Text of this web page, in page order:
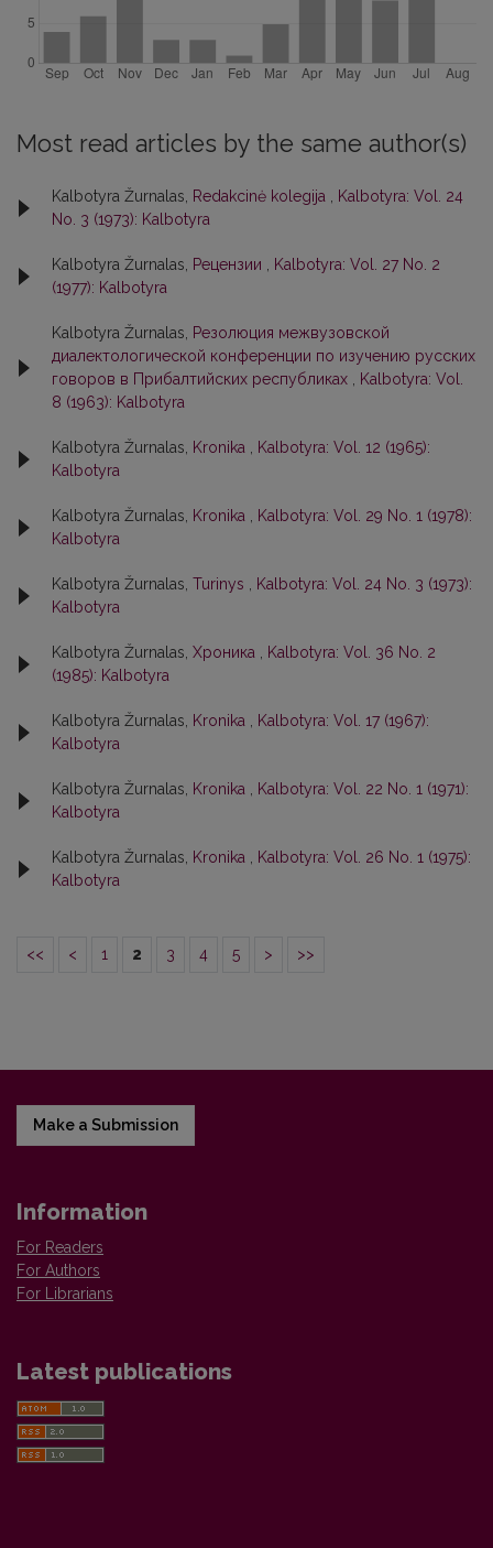
Most read articles by the same author(s)
Kalbotyra Žurnalas, Redakcinė kolegija
Kalbotyra: Vol. 24
No. 3 (1973): Kalbotyra
Kalbotyra Žurnalas, Рецензии
Kalbotyra: Vol. 27 No. 2
(1977): Kalbotyra
Kalbotyra Žurnalas,
Резолюция межвузовской
диалектологической конференции по изучению русских
говоров в Прибалтийских республиках
Kalbotyra: Vol.
8 (1963): Kalbotyra
Kalbotyra Žurnalas, Kronika
Kalbotyra: Vol. 12 (1965):
Kalbotyra
Kalbotyra Žurnalas, Kronika
Kalbotyra: Vol. 29 No. 1 (1978):
Kalbotyra
Kalbotyra Žurnalas, Turinys
Kalbotyra: Vol. 24 No. 3 (1973):
Kalbotyra
Kalbotyra Žurnalas, Хроника
Kalbotyra: Vol. 36 No. 2
(1985): Kalbotyra
Kalbotyra Žurnalas, Kronika
Kalbotyra: Vol. 17 (1967):
Kalbotyra
Kalbotyra Žurnalas, Kronika
Kalbotyra: Vol. 22 No. 1 (1971):
Kalbotyra
Kalbotyra Žurnalas, Kronika
Kalbotyra: Vol. 26 No. 1 (1975):
Kalbotyra
<< < 1 2 3 4 5 > >>
Make a Submission
Information
For Readers
For Authors
For Librarians
Latest publications